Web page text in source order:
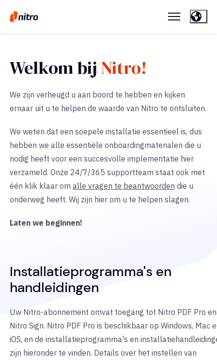
Welkom bij Nitro!
We zijn verheugd u aan boord te hebben en kijken
ernaar uit u te helpen de waarde van Nitro te ontsluiten.
We weten dat een soepele installatie essentieel is, dus
hebben we alle essentiële onboardingmaterialen die u
nodig heeft voor een succesvolle implementatie hier
verzameld. Onze 24/7/365 supportteam staat ook met
één klik klaar om alle vragen te beantwoorden die u
onderweg heeft. Wij zijn hier om u te helpen slagen.
Laten we beginnen!
Installatieprogramma's en
handleidingen
Uw Nitro-abonnement omvat toegang tot Nitro PDF Pro en
Nitro Sign. Nitro PDF Pro is beschikbaar op Windows, Mac
iOS, en de installatieprogramma's en
zijn hieronder te vinden. Details over het instellen van